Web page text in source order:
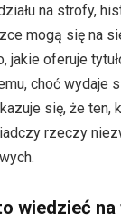
na strofy,
mogą się na
jakie oferuje
choć wydaje
się, że ten,
rzeczy
wiedzieć